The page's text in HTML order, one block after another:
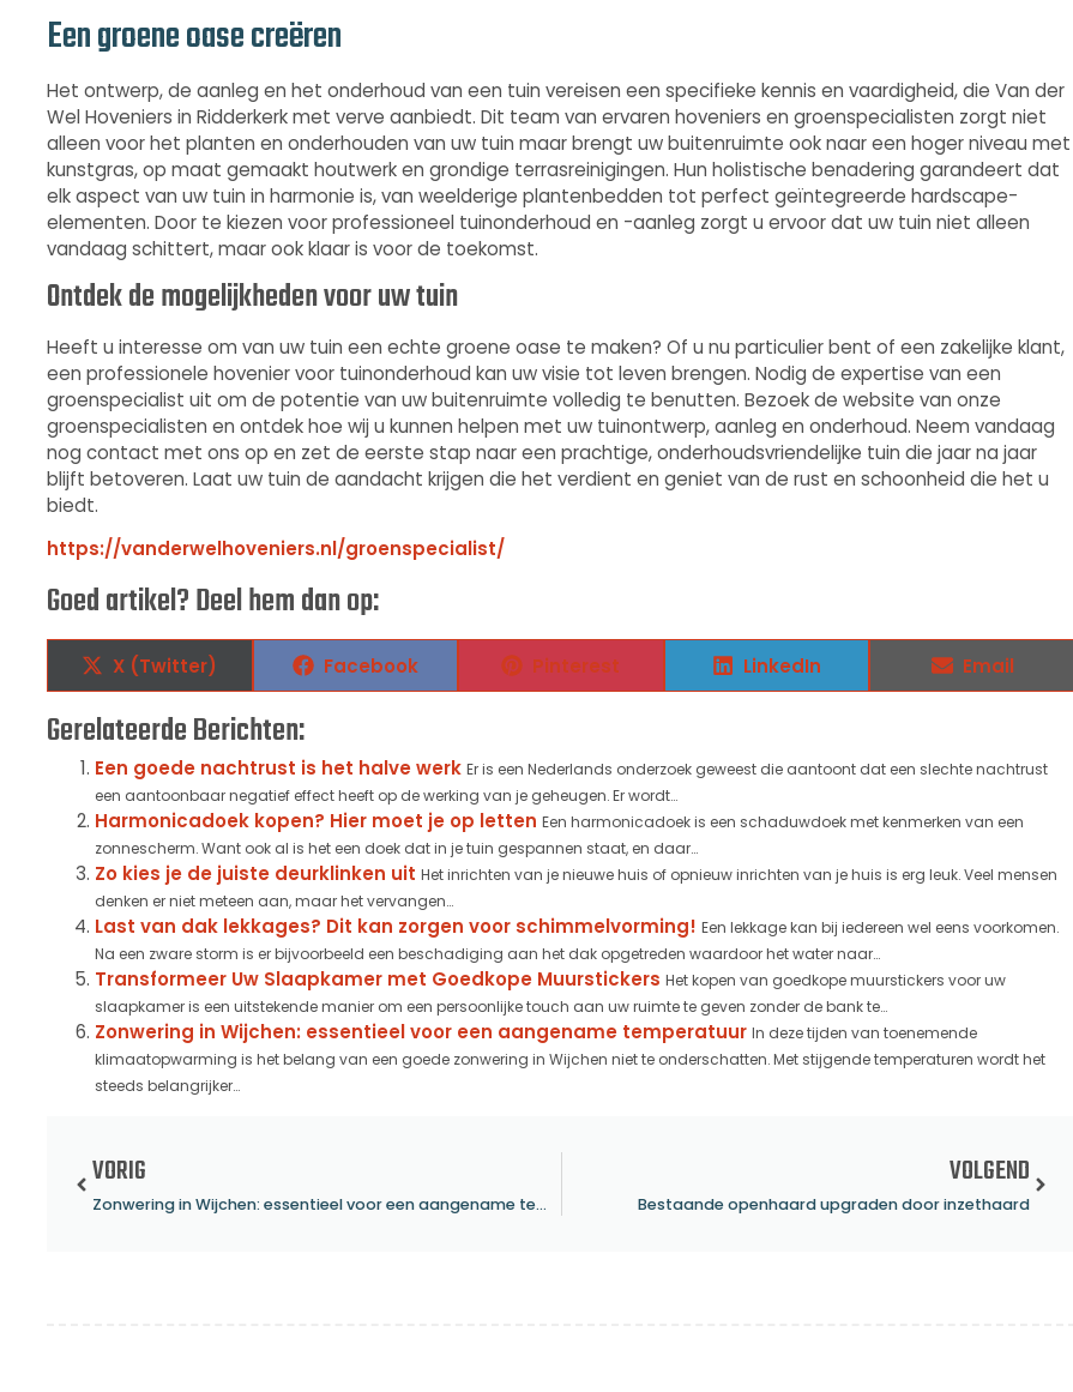
Een groene oase creëren
Het ontwerp, de aanleg en het onderhoud van een tuin vereisen een specifieke kennis en vaardigheid, die Van der
Wel Hoveniers in Ridderkerk met verve aanbiedt. Dit team van ervaren hoveniers en groenspecialisten zorgt niet
alleen voor het planten en onderhouden van uw tuin maar brengt uw buitenruimte ook naar een hoger niveau met
kunstgras, op maat gemaakt houtwerk en grondige terrasreinigingen. Hun holistische benadering garandeert dat
elk aspect van uw tuin in harmonie is, van weelderige plantenbedden tot perfect geïntegreerde hardscape-
elementen. Door te kiezen voor professioneel tuinonderhoud en -aanleg zorgt u ervoor dat uw tuin niet alleen
vandaag schittert, maar ook klaar is voor de toekomst.
Ontdek de mogelijkheden voor uw tuin
Heeft u interesse om van uw tuin een echte groene oase te maken? Of u nu particulier bent of een zakelijke klant,
een professionele hovenier voor tuinonderhoud kan uw visie tot leven brengen. Nodig de expertise van een
groenspecialist uit om de potentie van uw buitenruimte volledig te benutten. Bezoek de website van onze
groenspecialisten en ontdek hoe wij u kunnen helpen met uw tuinontwerp, aanleg en onderhoud. Neem vandaag
nog contact met ons op en zet de eerste stap naar een prachtige, onderhoudsvriendelijke tuin die jaar na jaar
blijft betoveren. Laat uw tuin de aandacht krijgen die het verdient en geniet van de rust en schoonheid die het u
biedt.
https://vanderwelhoveniers.nl/groenspecialist/
Goed artikel? Deel hem dan op:
X (Twitter) Facebook Pinterest LinkedIn Email
Gerelateerde Berichten:
Een goede nachtrust is het halve werk Er is een Nederlands onderzoek geweest die aantoont dat een slechte nachtrust
een aantoonbaar negatief effect heeft op de werking van je geheugen. Er wordt...
Harmonicadoek kopen? Hier moet je op letten Een harmonicadoek is een schaduwdoek met kenmerken van een
zonnescherm. Want ook al is het een doek dat in je tuin gespannen staat, en daar...
Zo kies je de juiste deurklinken uit Het inrichten van je nieuwe huis of opnieuw inrichten van je huis is erg leuk. Veel mensen
denken er niet meteen aan, maar het vervangen...
Last van dak lekkages? Dit kan zorgen voor schimmelvorming! Een lekkage kan bij iedereen wel eens voorkomen.
Na een zware storm is er bijvoorbeeld een beschadiging aan het dak opgetreden waardoor het water naar...
Transformeer Uw Slaapkamer met Goedkope Muurstickers Het kopen van goedkope muurstickers voor uw
slaapkamer is een uitstekende manier om een persoonlijke touch aan uw ruimte te geven zonder de bank te...
Zonwering in Wijchen: essentieel voor een aangename temperatuur In deze tijden van toenemende
klimaatopwarming is het belang van een goede zonwering in Wijchen niet te onderschatten. Met stijgende temperaturen wordt het
steeds belangrijker...
VORIG
Zonwering in Wijchen: essentieel voor een aangename temperatuur
VOLGEND
Bestaande openhaard upgraden door inzethaard